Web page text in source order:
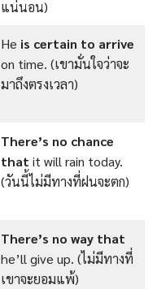
แน่นอน)
He is certain to arrive
on time. (เขามั่นใจว่าจะ
มาถึงตรงเวลา)
There’s no chance
that it will rain today.
(วันนี้ไม่มีทางที่ฝนจะตก)
There’s no way that
he’ll give up. (ไม่มีทางที่
เขาจะยอมแพ้)